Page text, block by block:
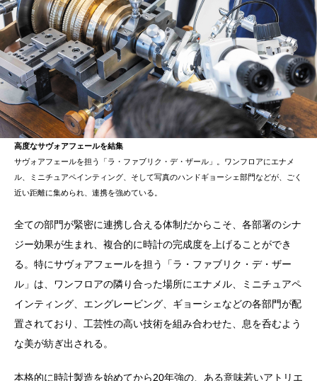
高度なサヴォアフェールを結集
サヴォアフェールを担う「ラ・ファブリク・デ・ザール」。ワンフロアにエナメ
ル、ミニチュアペインティング、そして写真のハンドギョーシェ部門などが、ごく
近い距離に集められ、連携を強めている。
全ての部門が緊密に連携し合える体制だからこそ、各部署のシナ
ジー効果が生まれ、複合的に時計の完成度を上げることができ
る。特にサヴォアフェールを担う「ラ・ファブリク・デ・ザー
ル」は、ワンフロアの隣り合った場所にエナメル、ミニチュアペ
インティング、エングレービング、ギョーシェなどの各部門が配
置されており、工芸性の高い技術を組み合わせた、息を呑むよう
な美が紡ぎ出される。
本格的に時計製造を始めてから20年強の、ある意味若いアトリエ